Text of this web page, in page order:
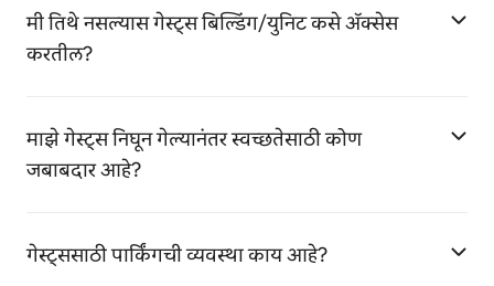
मी तिथे नसल्यास गेस्ट्स बिल्डिंग/युनिट कसे ॲक्सेस
करतील?
माझे गेस्ट्स निघून गेल्यानंतर स्वच्छतेसाठी कोण
जबाबदार आहे?
गेस्ट्ससाठी पार्किंगची व्यवस्था काय आहे?